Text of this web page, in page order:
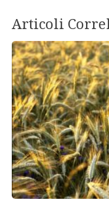
Articoli